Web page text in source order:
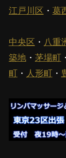
江戸川区 ・ 葛
中央区 ・ 八重
築地・ 茅場町・
町・ 人形町・